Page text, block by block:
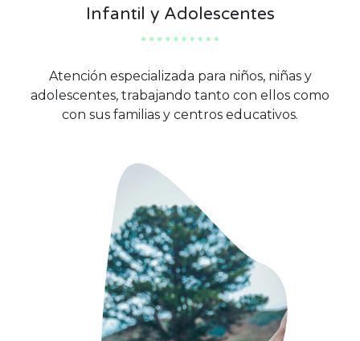
Infantil y Adolescentes
Atención especializada para niños, niñas y
adolescentes, trabajando tanto con ellos como
con sus familias y centros educativos.